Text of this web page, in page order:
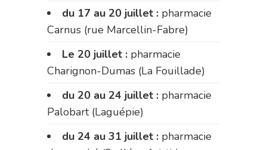
du 17 au 20 juillet : pharmacie
Carnus (rue Marcellin-Fabre)
Le 20 juillet : pharmacie
Charignon-Dumas (La Fouillade)
du 20 au 24 juillet : pharmacie
Palobart (Laguépie)
du 24 au 31 juillet : pharmacie